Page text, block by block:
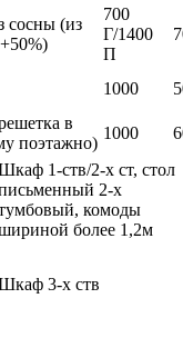
сосны (из
700
Г/1400
П
1000
в
поэтажно)
1000
1-ств/2-х ст, стол
2-х
комоды
более 1,2м
3-х ств